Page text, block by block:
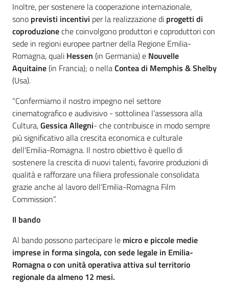
Inoltre, per sostenere la cooperazione internazionale,
sono previsti incentivi per la realizzazione di progetti di
coproduzioneche coinvolgono produttori e coproduttori con
sede in regioni europee partner della Regione Emilia-
Romagna, quali Hessen (in Germania) e Nouvelle
Aquitaine(in Francia); o nellaContea di Memphis & Shelby
(Usa).
“Confermiamo il nostro impegno nel settore
cinematografico e audivisivo - sottolinea l’assessora alla
Cultura,Gessica Allegni- che contribuisce in modo sempre
più significativo alla crescita economica e culturale
dell'Emilia-Romagna. Il nostro obiettivo è quello di
sostenere la crescita di nuovi talenti, favorire produzioni di
qualità e rafforzare una filiera professionale consolidata
grazie anche al lavoro dell’Emilia-Romagna Film
Commission”.
Il bando
Al bando possono partecipare le micro e piccole medie
imprese in forma singola, con sede legale in Emilia-
Romagna o con unità operativa attiva sul territorio
regionale da almeno 12 mesi.